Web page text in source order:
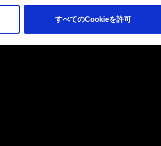
すべてのCookieを許可